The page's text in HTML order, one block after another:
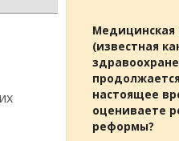
Медицинская
(известная
настоящее
оцениваете
реформы?